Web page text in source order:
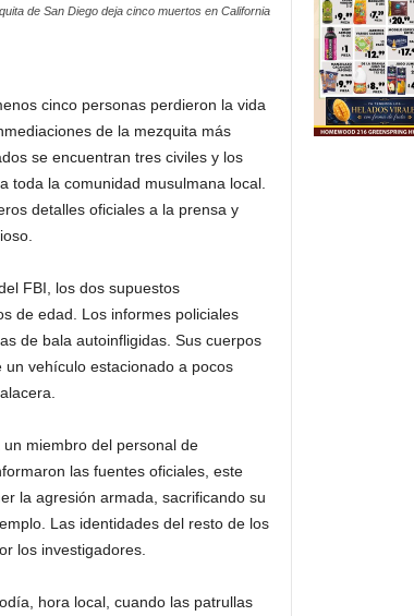
de San Diego deja cinco muertos en California
cinco personas perdieron la vida
de la mezquita más
se encuentran tres civiles y los
toda la comunidad musulmana local.
detalles oficiales a la prensa y
FBI, los dos supuestos
de edad. Los informes policiales
de bala autoinfligidas. Sus cuerpos
vehículo estacionado a pocos
miembro del personal de
las fuentes oficiales, este
la agresión armada, sacrificando su
Las identidades del resto de los
los investigadores.
hora local, cuando las patrullas